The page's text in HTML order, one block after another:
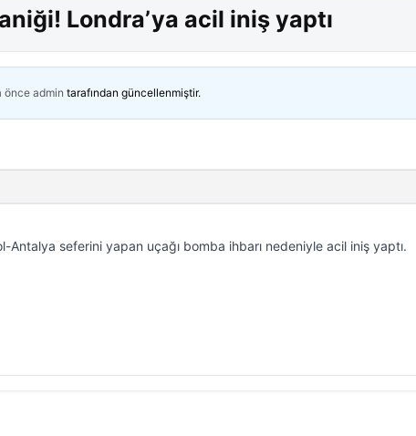
Londra’ya acil iniş yaptı
önce admin tarafından güncellenmiştir.
Antalya seferini yapan uçağı bomba ihbarı nedeniyle acil iniş yaptı.